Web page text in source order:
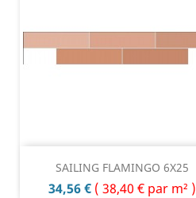
SAILING FLAMINGO 6X25
Prix
34,56 € ( 38,40 € par m² )